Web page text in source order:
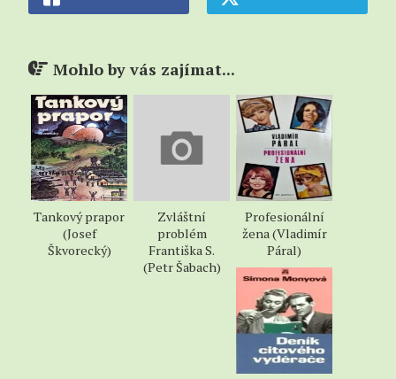
pod jménem Lokýtek továrníkem. Ale je lakomý,
Lokýtkovi, že Bůh stvořil jen lidi, ne továrníky a
zubožené dělníky, že se lidé mají milovat.
Jiřík se probudí ze sna a neví, byl-li to sen nebo
skutečnost. Běží do vesnice a přijde tam ve chvíli,
kdy bohatá selka Kalousková namlouvá Kačence
svého hloupého Honzu. Jiřík si vezme Kačenku a
zanechá hloupých snů o náhlém zbohatnutí.
— 2 —
Mohlo by vás zajímat...
Tankový prapor
(Josef
Škvorecký)
Zvláštní
problém
Františka S.
(Petr Šabach)
Profesionální
žena (Vladimír
Páral)